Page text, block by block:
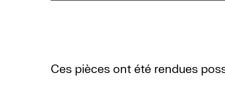
Ces pièces ont été rendues